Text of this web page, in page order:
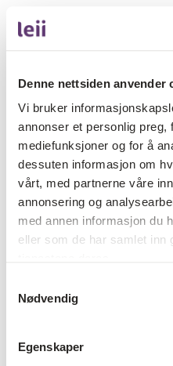
Denne nettsiden anvender
Vi bruker
annonser et personlig preg,
mediefunksjoner og for å
dessuten informasjon om
vårt, med partnerne våre
annonsering og
med annen informasjon du
eller som de har samlet inn
Nødvendig
Egenskaper